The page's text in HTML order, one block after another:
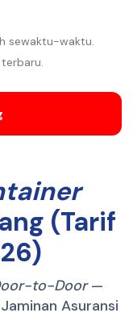
sewaktu-waktu.
(Tarif
to-Door—
Asuransi